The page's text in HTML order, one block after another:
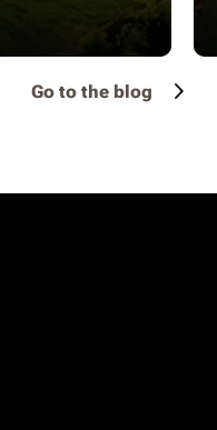
Go to the blog